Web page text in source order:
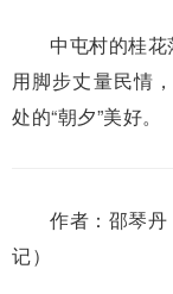
中屯村的桂
用脚步丈量民情
处的“朝夕”美好。
作者：邵琴
记）